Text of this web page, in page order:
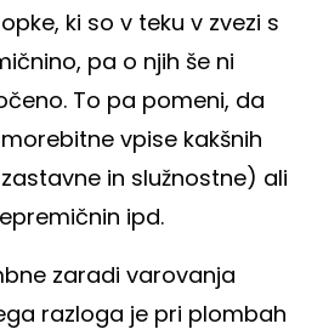
ki so v teku v zvezi s
pa o njih še ni
To pa pomeni, da
vpise kakšnih
in služnostne) ali
ipd.
zaradi varovanja
razloga je pri plombah